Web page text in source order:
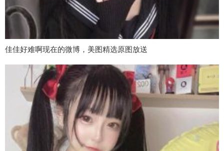
佳佳好难啊现在的微博，美图精选原图放送